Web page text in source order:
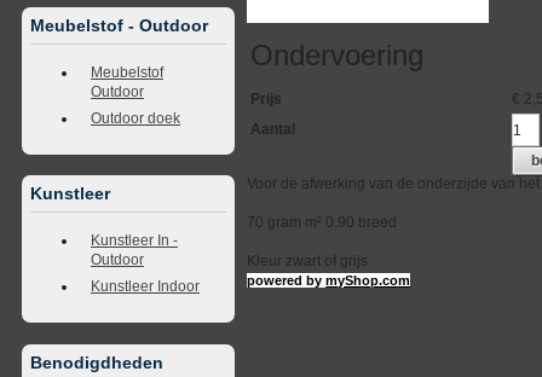
Meubelstof - Outdoor
Meubelstof
Outdoor
Outdoor doek
Kunstleer
Kunstleer In -
Outdoor
Kunstleer Indoor
Benodigdheden
Ondervoering
Prijs €
Aantal
Voor de afwerking van de onderzijde van
70 gram m² 0,90 breed
Kleur zwart of grijs
powered bymyShop.com